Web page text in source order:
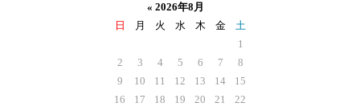
« 2026年8月
日
月 火 水 木 金
土
1
2
3 4 5 6 7
8
9
10 11 12 13 14
15
16
17 18 19 20 21
22